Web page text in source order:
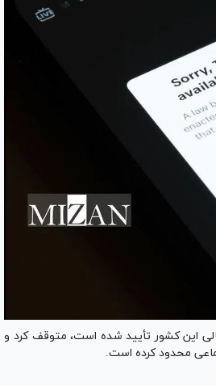
این کشور تأیید شده است، متوقف کرد و